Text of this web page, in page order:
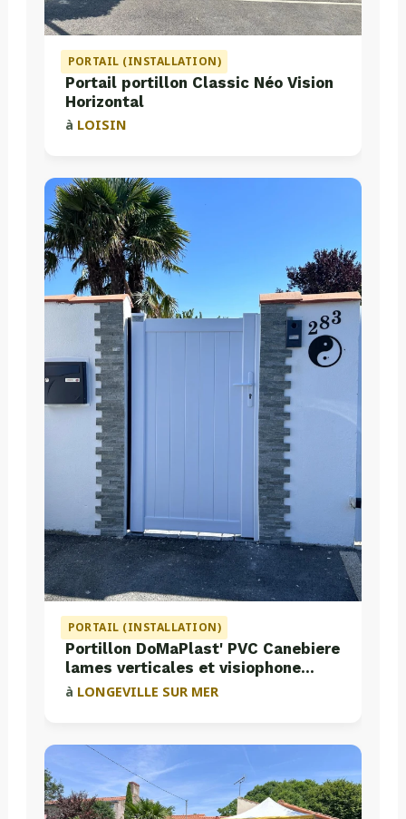
PORTAIL (INSTALLATION)
Portail portillon Classic Néo Vision
Horizontal
à LOISIN
PORTAIL (INSTALLATION)
Portillon DoMaPlast' PVC Canebiere
lames verticales et visiophone
Aiphone
à LONGEVILLE SUR MER